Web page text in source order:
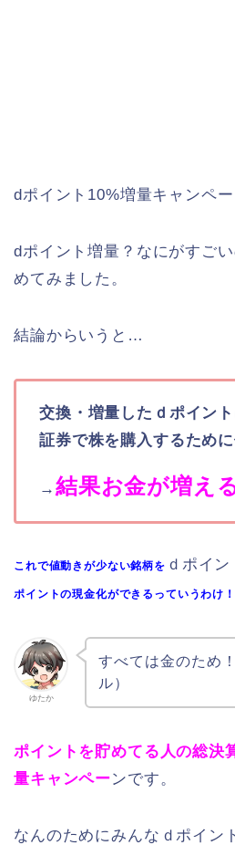
dポイント10%増量キャンペー
dポイント増量？なにがすご
めてみました。
結論からいうと…
交換・増量したｄポイン
証券で株を購入するために
→ 結果お金が増え
これで値動きが少ない銘柄を ｄポイ
ポイントの現金化ができるっていうわけ！
ゆたか
すべては金のため
ル）
ポイントを貯めてる人の総決
量キャンペーンです。
なんのためにみんなｄポイン